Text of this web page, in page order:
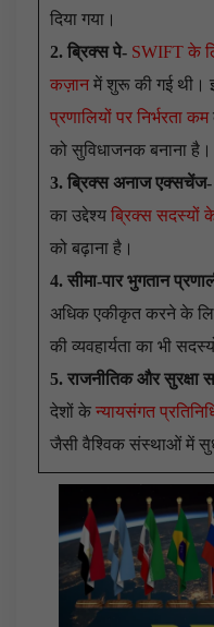
दिया गया।
2. ब्रिक्स पे- SWIFT के
कज़ान में शुरू की गई थी।
प्रणालियों पर निर्भरता कम
को सुविधाजनक बनाना है।
3. ब्रिक्स अनाज एक्सचेंज-
का उद्देश्य ब्रिक्स सदस्यों
को बढ़ाना है।
4. सीमा-पार भुगतान
अधिक एकीकृत करने के
की व्यवहार्यता का भी
5. राजनीतिक और सुरक्षा
देशों के न्यायसंगत
जैसी वैश्विक संस्थाओं में